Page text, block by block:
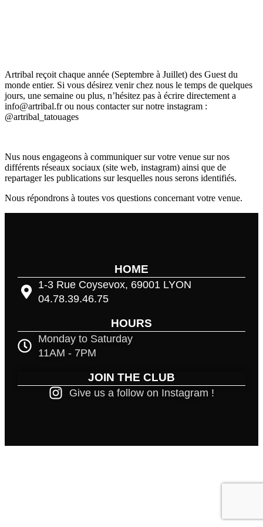
Artribal reçoit chaque année (Septembre à Juillet) des Guest du
monde entier. Si vous désirez venir chez nous le temps de quelques
jours, une semaine ou plus, n’hésitez pas à écrire directement a
info@artribal.fr ou nous contacter sur notre instagram :
@artribal_tatouages
Nus nous engageons à communiquer sur votre venue sur nos
différents réseaux sociaux (site web, instagram) ainsi que de
repartager les publications sur lesquelles nous serons identifiés.
Nous répondrons à toutes vos questions concernant votre venue.
HOME
1-3 Rue Coysevox, 69001 LYON
04.78.39.46.75
HOURS
Monday to Saturday
11AM - 7PM
JOIN THE CLUB
Give us a follow on Instagram !